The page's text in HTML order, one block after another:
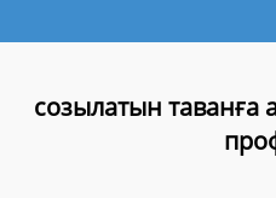
созылатын